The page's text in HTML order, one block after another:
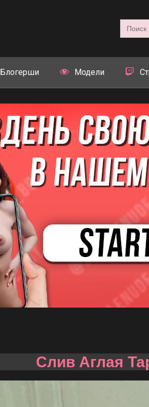
Search
for:
Блогерши Модели
Слив Аглая